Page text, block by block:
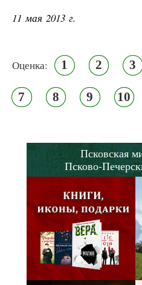
11 мая 2013 г.
Оценка: 1 2 3
7 8 9 10
Псковская
Псково-